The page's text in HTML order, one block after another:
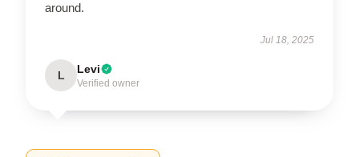
around.
Jul 18, 2025
L Levi
Verified owner